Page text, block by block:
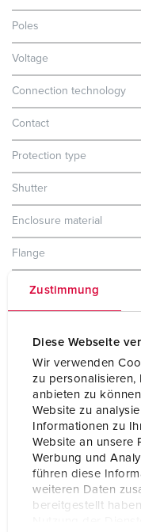
Zustimmung
Diese Webseite
Wir verwenden
zu personalisieren,
anbieten zu
Website zu
Informationen zu
Website an unsere
Werbung und
führen diese
weiteren Daten
bereitgestellt
Poles
Voltage
Connection technology
Contact
Protection type
Shutter
Enclosure material
Flange
Fixing hole